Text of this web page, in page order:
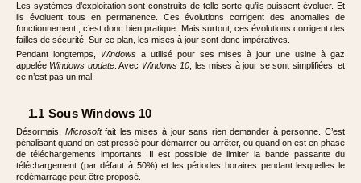
Les systèmes d’exploitation sont construits de telle sorte qu’ils puissent évoluer. Et
ils évoluent tous en permanence. Ces évolutions corrigent des anomalies de
fonctionnement ; c’est donc bien pratique. Mais surtout, ces évolutions corrigent des
failles de sécurité. Sur ce plan, les mises à jour sont donc impératives.
Pendant longtemps, Windowsa utilisé pour ses mises à jour une usine à gaz
appelée Windows update. Avec Windows 10, les mises à jour se sont simplifiées, et
ce n’est pas un mal.
1.1 Sous Windows 10
Désormais, Microsoftfait les mises à jour sans rien demander à personne. C’est
pénalisant quand on est pressé pour démarrer ou arrêter, ou quand on est en phase
de téléchargements importants. Il est possible de limiter la bande passante du
téléchargement (par défaut à 50%) et les périodes horaires pendant lesquelles le
redémarrage peut être proposé.